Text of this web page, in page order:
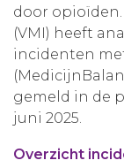
door
(VMI) heeft
incidenten
gemeld in de
juni 2025.
Overzicht